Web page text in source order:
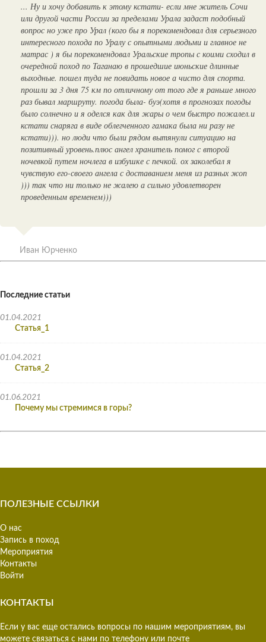
... Ну и хочу добавить к этому кстати- если мне житель Сочи
или другой части России за пределами Урала задаст подобный
вопрос но уже про Урал (кого бы я порекомендовал для серьезного
интересного похода по Уралу с опытными людьми и главное не
матрас ) я бы порекомендовал Уральские тропы с коими сходил в
очередной поход по Таганаю в прошедшие июньские длинные
выходные. пошел туда не повидать новое а чисто для спорта.
прошли за 3 дня 75 км по отличному от того где я раньше много
раз бывал маршруту. погода была- буэ(хотя в прогнозах погоды
было солнечно и я оделся как для жары о чем быстро пожалел.и
кстати снаряга в виде облегченного гамака была ни разу не
кстати))). но люди что были рядом вытянули ситуацию на
позитивный уровень.плюс ангел хранитель помог с второй
ночевкой путем ночлега в избушке с печкой. ох заколебал я
чувствую его-своего ангела с доставанием меня из разных жоп
))) так что ни только не жалею а сильно удовлетворен
проведенным временем)))
Иван Юрченко
Последние статьи
01.04.2021
Статья_1
01.04.2021
Статья_2
01.06.2021
Почему мы стремимся в горы?
ПОЛЕЗНЫЕ ССЫЛКИ
О нас
Запись в поход
Мероприятия
Контакты
Войти
КОНТАКТЫ
Если у вас еще остались вопросы по нашим мероприятиям, вы
можете связаться с нами по телефону или почте